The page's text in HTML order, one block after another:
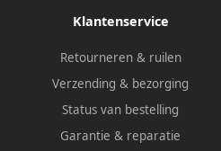
Klantenservice
Retourneren & ruilen
Verzending & bezorging
Status van bestelling
Garantie & reparatie